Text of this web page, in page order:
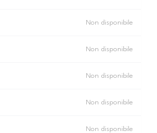
Non disponibile
Non disponibile
Non disponibile
Non disponibile
Non disponibile